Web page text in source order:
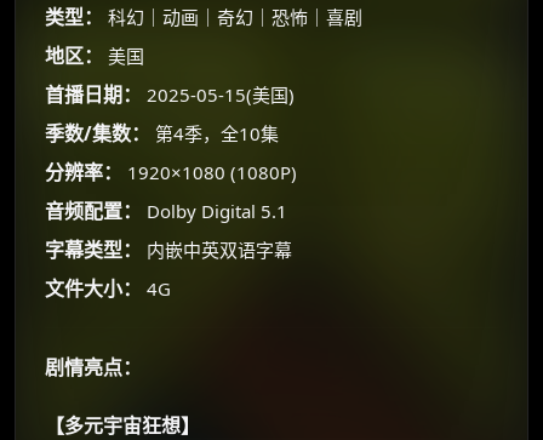
类型： 科幻｜动画｜奇幻｜恐怖｜喜剧
地区： 美国
首播日期： 2025-05-15(美国)
季数/集数： 第4季，全10集
分辨率： 1920×1080 (1080P)
音频配置： Dolby Digital 5.1
字幕类型： 内嵌中英双语字幕
文件大小： 4G
剧情亮点：
【多元宇宙狂想】
🧧 福利领取站
☕
朋友们辛苦了 💦
如夸克12个月送14天 最低75元！